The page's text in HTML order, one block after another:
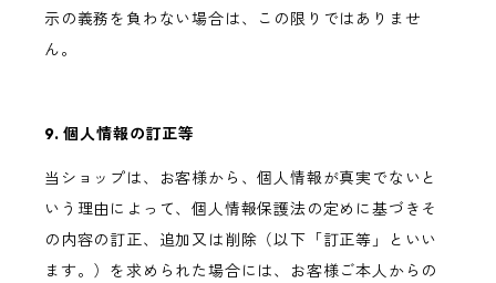
示の義務を負わない場合は、この限りではありませ
ん。
9. 個人情報の訂正等
当ショップは、お客様から、個人情報が真実でないと
いう理由によって、個人情報保護法の定めに基づきそ
の内容の訂正、追加又は削除（以下「訂正等」といい
ます。）を求められた場合には、お客様ご本人からの